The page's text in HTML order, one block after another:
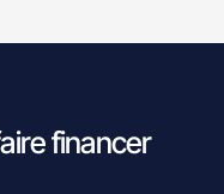
financer